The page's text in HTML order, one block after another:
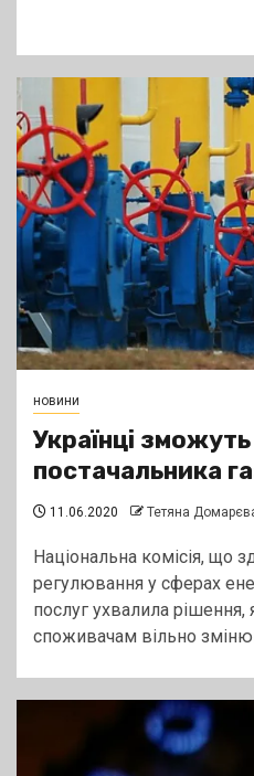
новини
Українці
постачальника
11.06.2020 Тетяна
Національна комісія, що
регулювання у сферах
послуг ухвалила
споживачам вільно